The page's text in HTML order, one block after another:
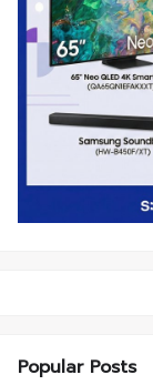
Popular Posts